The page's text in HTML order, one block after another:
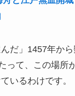
だ」1457年か
って、この場所
いるわけです。